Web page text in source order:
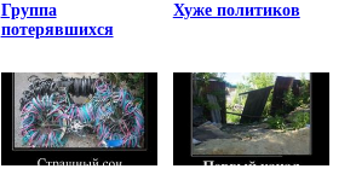
Группа
потерявшихся
Хуже политиков